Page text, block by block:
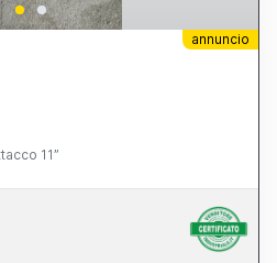
annuncio
11”